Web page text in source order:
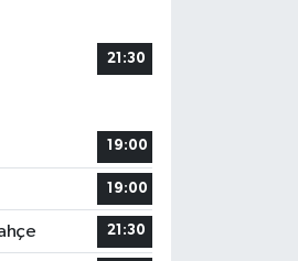
21:30
19:00
19:00
21:30